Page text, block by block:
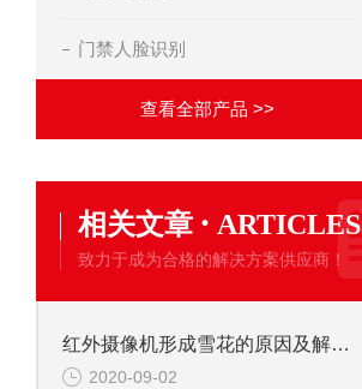
门禁人脸识别
查看全部产品 >>
相关文章 · ARTICLES
致力于成为合格的解决方案供应商！
红外摄像机形成雪花的原因及解决办法
2020-09-02